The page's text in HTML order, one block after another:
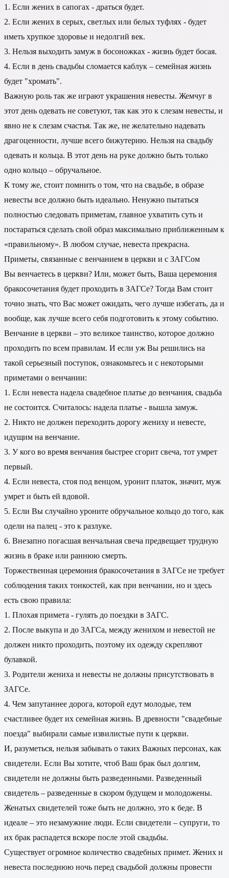
1. Если жених в сапогах - драться будет.
2. Если жених в серых, светлых или белых туфлях - будет
иметь хрупкое здоровье и недолгий век.
3. Нельзя выходить замуж в босоножках - жизнь будет босая.
4. Если в день свадьбы сломается каблук – семейная жизнь
будет "хромать".
Важную роль так же играют украшения невесты. Жемчуг в
этот день одевать не советуют, так как это к слезам невесты, и
явно не к слезам счастья. Так же, не желательно надевать
драгоценности, лучше всего бижутерию. Нельзя на свадьбу
одевать и кольца. В этот день на руке должно быть только
одно кольцо – обручальное.
К тому же, стоит помнить о том, что на свадьбе, в образе
невесты все должно быть идеально. Ненужно пытаться
полностью следовать приметам, главное ухватить суть и
постараться сделать свой образ максимально приближенным к
«правильному». В любом случае, невеста прекрасна.
Приметы, связанные с венчанием в церкви и с ЗАГСом
Вы венчаетесь в церкви? Или, может быть, Ваша церемония
бракосочетания будет проходить в ЗАГСе? Тогда Вам стоит
точно знать, что Вас может ожидать, чего лучше избегать, да и
вообще, как лучше всего себя подготовить к этому событию.
Венчание в церкви – это великое таинство, которое должно
проходить по всем правилам. И если уж Вы решились на
такой серьезный поступок, ознакомьтесь и с некоторыми
приметами о венчании:
1. Если невеста надела свадебное платье до венчания, свадьба
не состоится. Считалось: надела платье - вышла замуж.
2. Никто не должен переходить дорогу жениху и невесте,
идущим на венчание.
3. У кого во время венчания быстрее сгорит свеча, тот умрет
первый.
4. Если невеста, стоя под венцом, уронит платок, значит, муж
умрет и быть ей вдовой.
5. Если Вы случайно уроните обручальное кольцо до того, как
одели на палец - это к разлуке.
6. Внезапно погасшая венчальная свеча предвещает трудную
жизнь в браке или раннюю смерть.
Торжественная церемония бракосочетания в ЗАГСе не требует
соблюдения таких тонкостей, как при венчании, но и здесь
есть свою правила:
1. Плохая примета - гулять до поездки в ЗАГС.
2. После выкупа и до ЗАГСа, между женихом и невестой не
должен никто проходить, поэтому их одежду скрепляют
булавкой.
3. Родители жениха и невесты не должны присутствовать в
ЗАГСе.
4. Чем запутаннее дорога, которой едут молодые, тем
счастливее будет их семейная жизнь. В древности "свадебные
поезда" выбирали самые извилистые пути к церкви.
И, разуметься, нельзя забывать о таких Важных персонах, как
свидетели. Если Вы хотите, чтоб Ваш брак был долгим,
свидетели не должны быть разведенными. Разведенный
свидетель – разведенные в скором будущем и молодожены.
Женатых свидетелей тоже быть не должно, это к беде. В
идеале – это незамужние люди. Если свидетели – супруги, то
их брак распадется вскоре после этой свадьбы.
Существует огромное количество свадебных примет. Жених и
невеста последнюю ночь перед свадьбой должны провести